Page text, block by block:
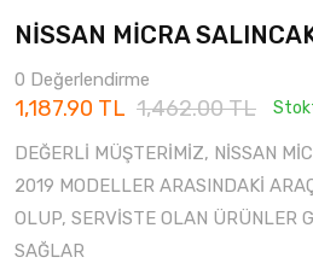
NİSSAN MİCRA
0 Değerlendirme
1,187.90 TL 1,462.00 TL
DEĞERLİ MÜŞTERİMİZ, NİSSAN
2019 MODELLER ARASINDAKİ
OLUP, SERVİSTE OLAN ÜRÜNLER
SAĞLAR